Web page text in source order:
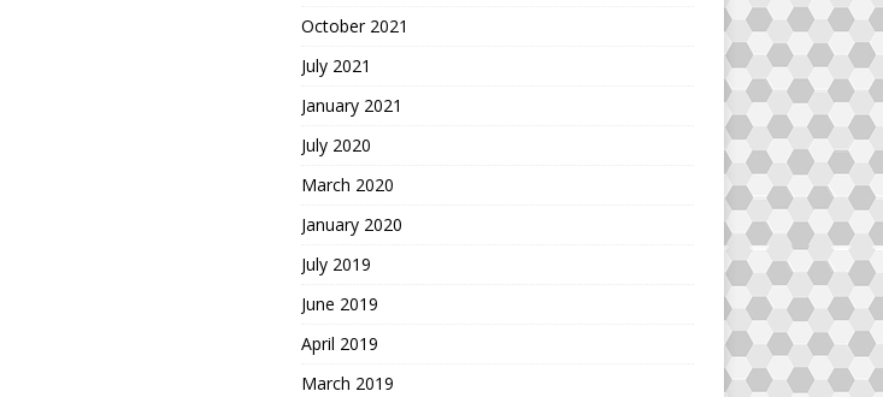
October 2021
July 2021
January 2021
July 2020
March 2020
January 2020
July 2019
June 2019
April 2019
March 2019